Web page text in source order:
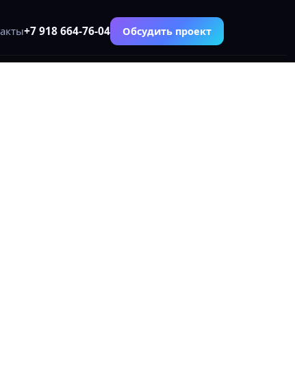
+7 918 664-76-04 Обсудить проект